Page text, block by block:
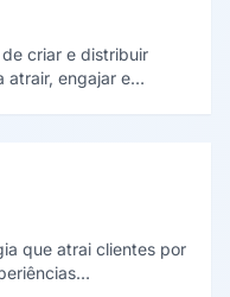
criar e distribuir
atrair, engajar e
que atrai clientes por